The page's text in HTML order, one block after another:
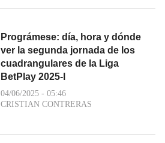
Prográmese: día, hora y dónde
ver la segunda jornada de los
cuadrangulares de la Liga
BetPlay 2025-l
04/06/2025 - 05:46
CRISTIAN CONTRERAS